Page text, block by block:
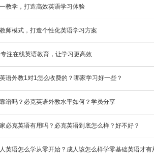
教学，打造高效英语学习体验
师模式，打造个性化英语学习方案
注在线英语教育，让学习更高效
语外教1对1怎么收费的？哪家学习好一些？
谱吗？必克英语外教水平如何？学员分享
必克英语有用吗？必克英语到底怎么样？好不好？
人英语怎么学从零开始？成人该怎么样学零基础英语才有